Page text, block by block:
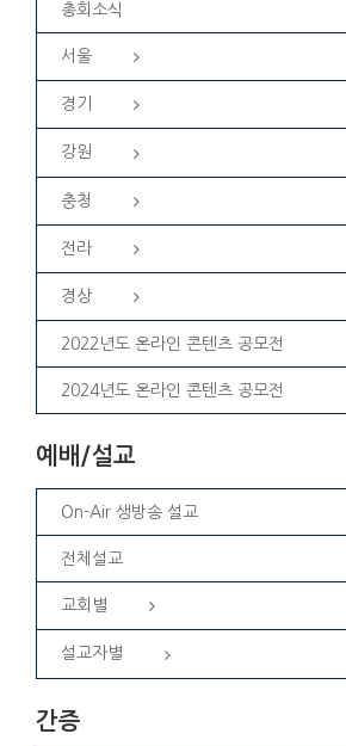
총회소식
서울
경기
강원
충청
전라
경상
2022년도 온라인 콘텐츠 공모전
2024년도 온라인 콘텐츠 공모전
예배/설교
On-Air 생방송 설교
전체설교
교회별
설교자별
간증